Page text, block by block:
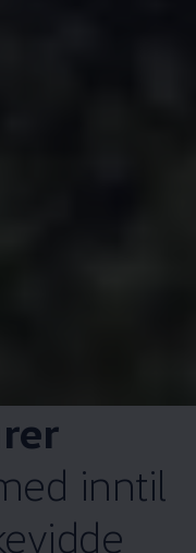
inntil